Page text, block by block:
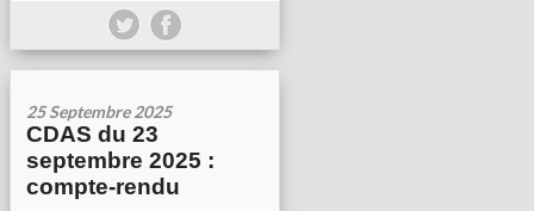
25 Septembre 2025
CDAS du 23
septembre 2025 :
compte-rendu